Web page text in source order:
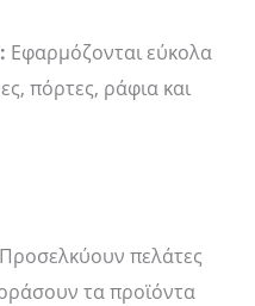
Εφαρμόζονται εύκολα
πόρτες, ράφια και
Προσελκύουν πελάτες
τα προϊόντα